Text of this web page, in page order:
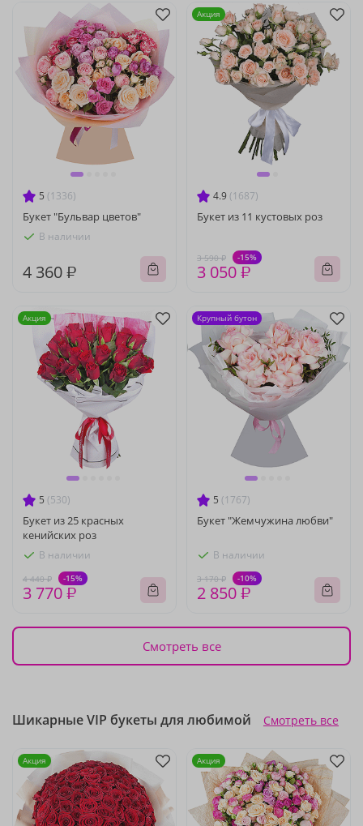
5 (1336)
Букет "Бульвар цветов"
В наличии
4 360 ₽
4.9 (1687)
Букет из 11 кустовых роз
3 590 ₽ -15%
3 050 ₽
Акция
5 (530)
Букет из 25 красных
кенийских роз
В наличии
4 440 ₽ -15%
3 770 ₽
Акция
5 (1767)
Букет "Жемчужина любви"
В наличии
3 170 ₽ -10%
2 850 ₽
Крупный бутон
Смотреть все
Шикарные VIP букеты для любимой Смотреть все
Акция Акция